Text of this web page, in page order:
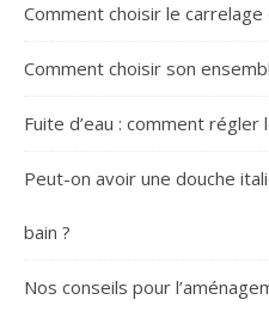
Comment choisir le
Comment choisir son
Fuite d’eau : comment régler
Peut-on avoir une douche
bain ?
Nos conseils pour